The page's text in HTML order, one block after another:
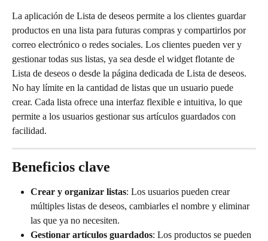
La aplicación de Lista de deseos permite a los clientes guardar
productos en una lista para futuras compras y compartirlos por
correo electrónico o redes sociales. Los clientes pueden ver y
gestionar todas sus listas, ya sea desde el widget flotante de
Lista de deseos o desde la página dedicada de Lista de deseos.
No hay límite en la cantidad de listas que un usuario puede
crear. Cada lista ofrece una interfaz flexible e intuitiva, lo que
permite a los usuarios gestionar sus artículos guardados con
facilidad.
Beneficios clave
Crear y organizar listas: Los usuarios pueden crear
múltiples listas de deseos, cambiarles el nombre y eliminar
las que ya no necesiten.
Gestionar artículos guardados: Los productos se pueden